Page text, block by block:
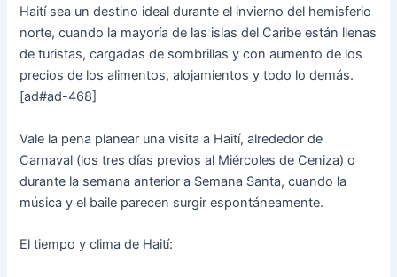
Haití sea un destino ideal durante el invierno del hemisferio
norte, cuando la mayoría de las islas del Caribe están llenas
de turistas, cargadas de sombrillas y con aumento de los
precios de los alimentos, alojamientos y todo lo demás.
[ad#ad-468]
Vale la pena planear una visita a Haití, alrededor de
Carnaval (los tres días previos al Miércoles de Ceniza) o
durante la semana anterior a Semana Santa, cuando la
música y el baile parecen surgir espontáneamente.
El tiempo y clima de Haití: